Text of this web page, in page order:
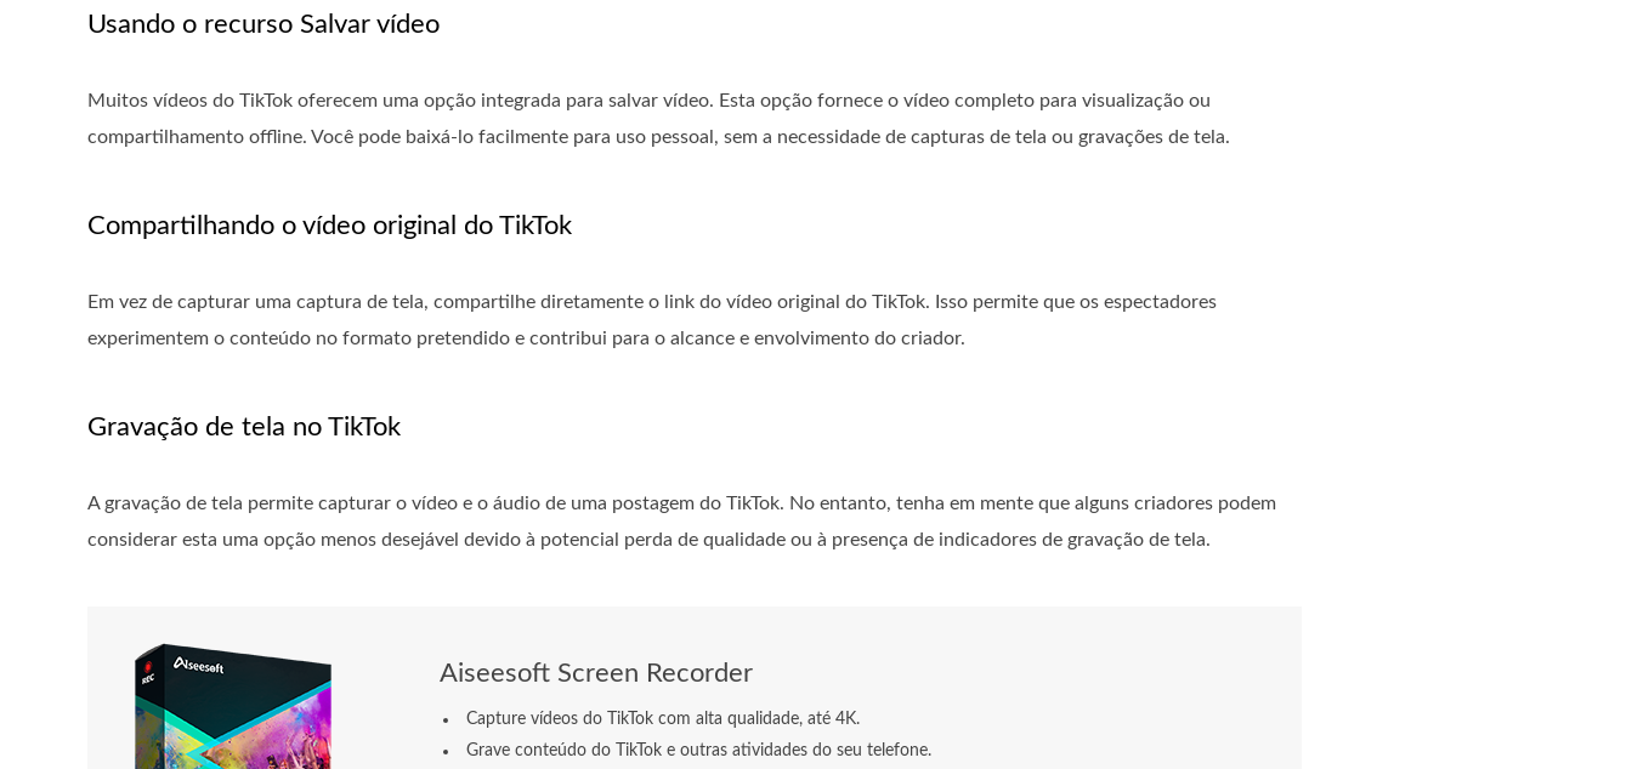
Usando o recurso Salvar vídeo
Muitos vídeos do TikTok oferecem uma opção integrada para salvar vídeo. Esta opção fornece o vídeo completo para visualização ou
compartilhamento offline. Você pode baixá-lo facilmente para uso pessoal, sem a necessidade de capturas de tela ou gravações de tela.
Compartilhando o vídeo original do TikTok
Em vez de capturar uma captura de tela, compartilhe diretamente o link do vídeo original do TikTok. Isso permite que os espectadores
experimentem o conteúdo no formato pretendido e contribui para o alcance e envolvimento do criador.
Gravação de tela no TikTok
A gravação de tela permite capturar o vídeo e o áudio de uma postagem do TikTok. No entanto, tenha em mente que alguns criadores podem
considerar esta uma opção menos desejável devido à potencial perda de qualidade ou à presença de indicadores de gravação de tela.
Aiseesoft Screen Recorder
Capture vídeos do TikTok com alta qualidade, até 4K.
Grave conteúdo do TikTok e outras atividades do seu telefone.